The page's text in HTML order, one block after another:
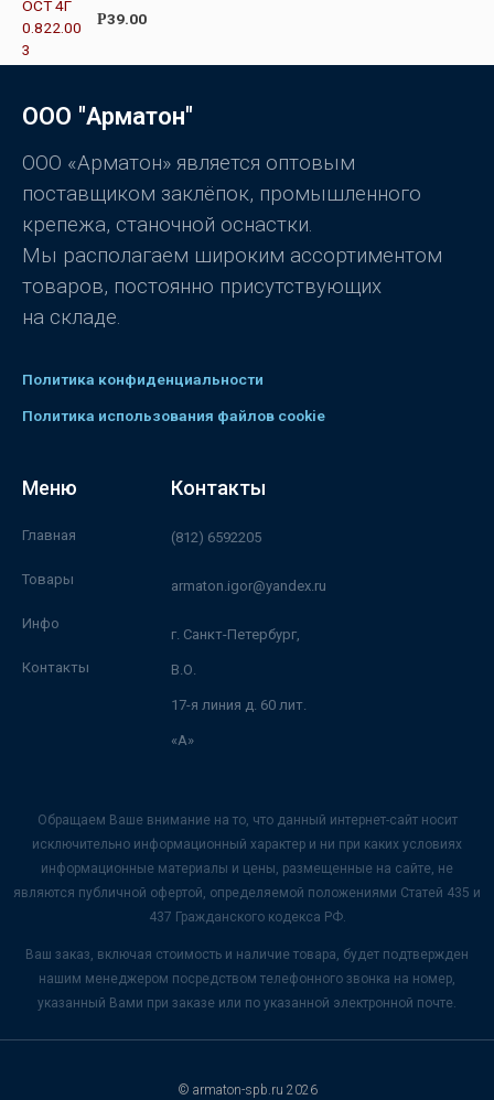
и
О
и
з
Р39.00
ООО "Арматон"
ООО «Арматон» является оптовым
поставщиком заклёпок, промышленного
крепежа, станочной оснастки.
Мы располагаем широким ассортиментом
товаров, постоянно присутствующих
на складе.
Политика конфиденциальности
Политика использования файлов cookie
Меню
Главная
Товары
Инфо
Контакты
Контакты
(812) 6592205
armaton.igor@yandex.ru
г. Санкт-Петербург,
В.О.
17-я линия д. 60 лит.
«А»
Обращаем Ваше внимание на то, что данный интернет-сайт носит
исключительно информационный характер и ни при каких условиях
информационные материалы и цены, размещенные на сайте, не
являются публичной офертой, определяемой положениями Статей 435 и
437 Гражданского кодекса РФ.
Ваш заказ, включая стоимость и наличие товара, будет подтвержден
нашим менеджером посредством телефонного звонка на номер,
указанный Вами при заказе или по указанной электронной почте.
© armaton-spb.ru 2026